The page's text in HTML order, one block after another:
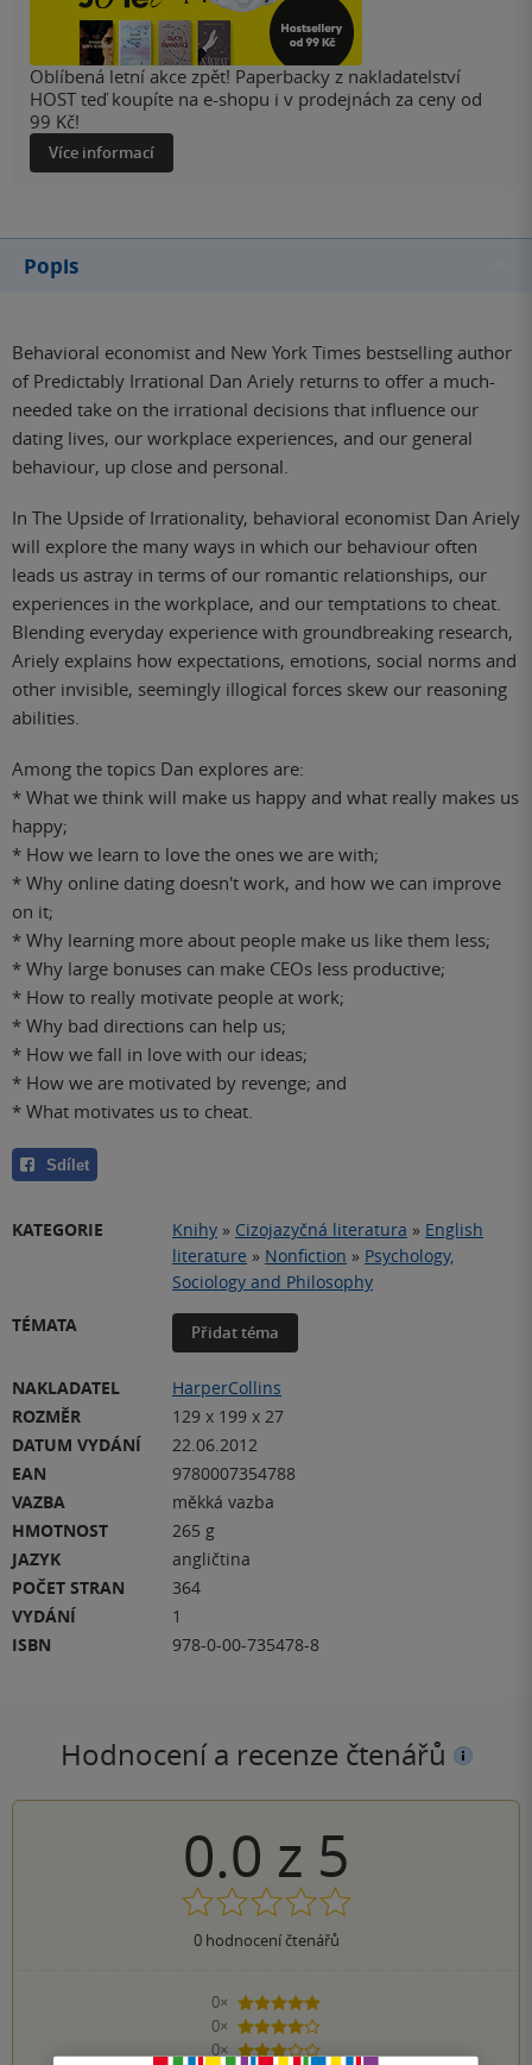
Oblíbená letní akce zpět! Paperbacky z nakladatelství
HOST teď koupíte na e-shopu i v prodejnách za ceny od
99 Kč!
Více informací
Popis
Behavioral economist and New York Times bestselling author
of Predictably Irrational Dan Ariely returns to offer a much-
needed take on the irrational decisions that influence our
dating lives, our workplace experiences, and our general
behaviour, up close and personal.
In The Upside of Irrationality, behavioral economist Dan Ariely
will explore the many ways in which our behaviour often
leads us astray in terms of our romantic relationships, our
experiences in the workplace, and our temptations to cheat.
Blending everyday experience with groundbreaking research,
Ariely explains how expectations, emotions, social norms and
other invisible, seemingly illogical forces skew our reasoning
abilities.
Among the topics Dan explores are:
* What we think will make us happy and what really makes us
happy;
* How we learn to love the ones we are with;
* Why online dating doesn't work, and how we can improve
on it;
* Why learning more about people make us like them less;
* Why large bonuses can make CEOs less productive;
* How to really motivate people at work;
* Why bad directions can help us;
* How we fall in love with our ideas;
* How we are motivated by revenge; and
* What motivates us to cheat.
Sdílet
KATEGORIE Knihy » Cizojazyčná literatura » English
literature » Nonfiction » Psychology,
Sociology and Philosophy
TÉMATA
Přidat téma
NAKLADATEL
HarperCollins
ROZMĚR
129 x 199 x 27
DATUM VYDÁNÍ
22.06.2012
EAN
9780007354788
VAZBA
měkká vazba
HMOTNOST
265 g
JAZYK
angličtina
POČET STRAN
364
VYDÁNÍ
1
ISBN
978-0-00-735478-8
Hodnocení a recenze čtenářů
0.0 z 5
0hodnocení čtenářů
0×
5 hvězdiček
0×
4 hvězdičky
0×
3 hvězdičky